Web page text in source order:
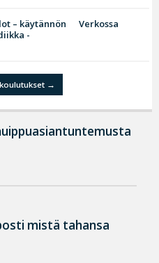
– käytännön
-
Verkossa
mistä tahansa